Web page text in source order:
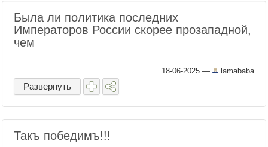
Была ли политика последних
Императоров России скорее прозападной,
чем
18-06-2025 — lamababa
Развернуть
Такъ победимъ!!!